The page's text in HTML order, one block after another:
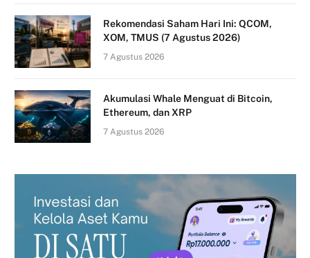
Rekomendasi Saham Hari Ini: QCOM,
XOM, TMUS (7 Agustus 2026)
7 Agustus 2026
Akumulasi Whale Menguat di Bitcoin,
Ethereum, dan XRP
7 Agustus 2026